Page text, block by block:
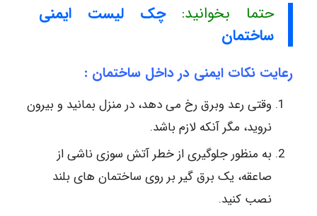
حتما بخوانید:
چک لیست ایمنی
ساختمان
رعایت نکات ایمنی در داخل ساختمان :
وقتی رعد وبرق رخ می دهد، در منزل بمانید و بیرون
نروید، مگر آنکه لازم باشد.
به منظور جلوگیری از خطر آتش سوزی ناشی از
صاعقه، یک برق گیر بر روی ساختمان های بلند
نصب کنید.